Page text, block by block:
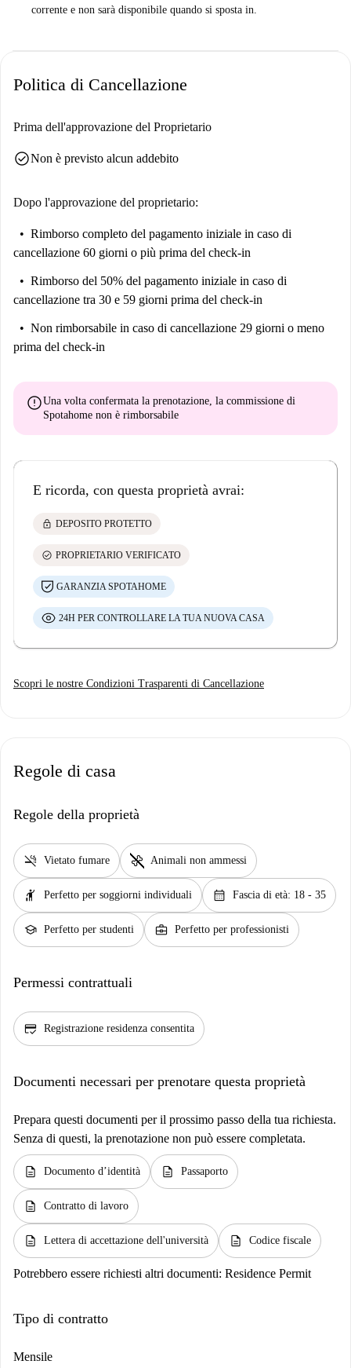
corrente e non sarà disponibile quando si sposta in.
Politica di Cancellazione
Prima dell'approvazione del Proprietario
check_circleNon è previsto alcun addebito
Dopo l'approvazione del proprietario:
Rimborso completo del pagamento iniziale in caso di
cancellazione 60 giorni o più prima del check-in
Rimborso del 50% del pagamento iniziale in caso di
cancellazione tra 30 e 59 giorni prima del check-in
Non rimborsabile in caso di cancellazione 29 giorni o meno
prima del check-in
errorUna volta confermata la prenotazione, la commissione di
Spotahome non è rimborsabile
E ricorda, con questa proprietà avrai:
lock DEPOSITO PROTETTO
check_circle PROPRIETARIO VERIFICATO
GARANZIA SPOTAHOME
24H PER CONTROLLARE LA TUA NUOVA CASA
Scopri le nostre Condizioni Trasparenti di Cancellazione
Regole di casa
Regole della proprietà
smoke_free Vietato fumare pet_supplies Animali non ammessi
hail Perfetto per soggiorni individuali calendar_month Fascia di età: 18 - 35
school Perfetto per studenti business_center Perfetto per professionisti
Permessi contrattuali
credit_score Registrazione residenza consentita
Documenti necessari per prenotare questa proprietà
Prepara questi documenti per il prossimo passo della tua richiesta.
Senza di questi, la prenotazione non può essere completata.
description Documento d’identità description Passaporto
description Contratto di lavoro
description Lettera di accettazione dell'università description Codice fiscale
Potrebbero essere richiesti altri documenti: Residence Permit
Tipo di contratto
Mensile